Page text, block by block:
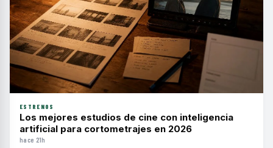
ESTRENOS
Los mejores estudios de cine con inteligencia
artificial para cortometrajes en 2026
hace 21h